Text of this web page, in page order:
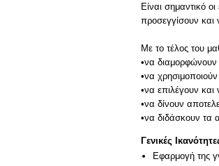
Είναι σημαντικό
προσεγγίσουν και
Με το τέλος του
•να διαμορφώνουν
•να
•να επιλέγουν και
•να δίνουν
Γενικές
Εφαρμογή της